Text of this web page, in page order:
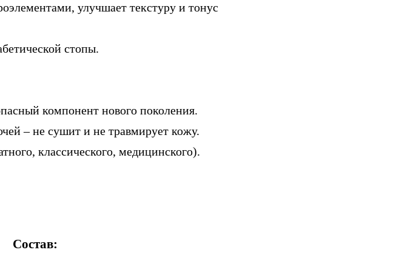
улучшает текстуру и тонус
стопы.
компонент нового поколения.
– не сушит и не травмирует кожу.
классического, медицинского).
Состав: